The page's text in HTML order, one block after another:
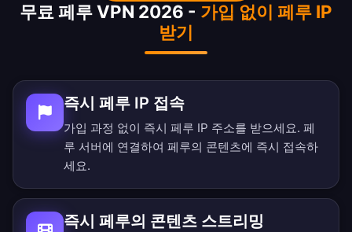
무료 페루 VPN 2026 - 가입 없이 페루 IP
받기
즉시 페루 IP 접속
가입 과정 없이 즉시 페루 IP 주소를 받으세요. 페
루 서버에 연결하여 페루의 콘텐츠에 즉시 접속하
세요.
즉시 페루의 콘텐츠 스트리밍